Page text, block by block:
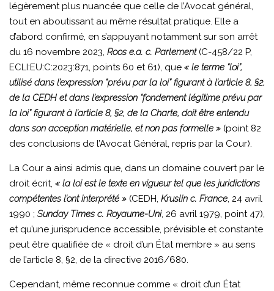
légèrement plus nuancée que celle de l’Avocat général,
tout en aboutissant au même résultat pratique. Elle a
d’abord confirmé, en s’appuyant notamment sur son arrêt
du 16 novembre 2023, Roos e.a. c. Parlement(C-458/22 P,
ECLI:EU:C:2023:871, points 60 et 61), que « le terme “loi”,
utilisé dans l’expression “prévu par la loi” figurant à l’article 8, §2,
de la CEDH et dans l’expression “fondement légitime prévu par
la loi” figurant à l’article 8, §2, de la Charte, doit être entendu
dans son acception matérielle, et non pas formelle » (point 82
des conclusions de l’Avocat Général, repris par la Cour).
La Cour a ainsi admis que, dans un domaine couvert par le
droit écrit, « la loi est le texte en vigueur tel que les juridictions
compétentes l’ont interprété » (CEDH, Kruslin c. France, 24 avril
1990 ; Sunday Times c. Royaume-Uni, 26 avril 1979, point 47),
et qu’une jurisprudence accessible, prévisible et constante
peut être qualifiée de « droit d’un État membre » au sens
de l’article 8, §2, de la directive 2016/680.
Cependant, même reconnue comme « droit d’un État